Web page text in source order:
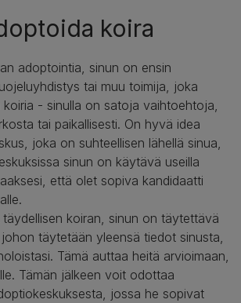
koira
adoptointia, sinun on ensin
tai muu toimija, joka
- sinulla on satoja vaihtoehtoja,
tai paikallisesti. On hyvä idea
joka on suhteellisen lähellä sinua,
sinun on käytävä useilla
että olet sopiva kandidaatti
koiran, sinun on täytettävä
täytetään yleensä tiedot sinusta,
Tämä auttaa heitä arvioimaan,
Tämän jälkeen voit odottaa
jossa he sopivat